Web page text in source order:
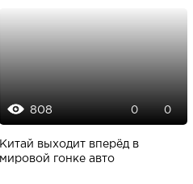
808 0 0
Китай выходит вперёд в
мировой гонке авто